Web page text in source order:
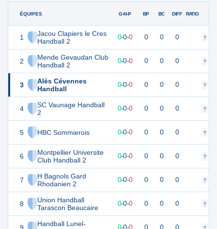
ÉQUIPES
1
Jacou Clapiers le Cres
Handball 2
2
Mende Gevaudan Club
Handball 2
3
Alès Cévennes
Handball
4
SC Vaunage Handball
2
5 HBC Sommierois
6
Montpellier Universite
Club Handball 2
7
H Bagnols Gard
Rhodanien 2
8
Union Handball
Tarascon Beaucaire
Handball Lunel-
G-N-P BP BC DIFF RATIO
0 0 0-0-0 0 0 0 ?
0 0 0-0-0 0 0 0 ?
0-0-0 0 0 0 ?
0 0 0-0-0 0 0 0 ?
0 0-0-0 0 0 0 ?
0 0 0-0-0 0 0 0 ?
0-0-0 0 0 0 ?
0-0-0 0 0 0 ?
0-0-0 0 0 0 ?